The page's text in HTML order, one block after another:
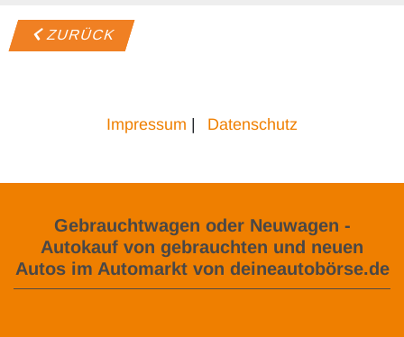
ZURÜCK
Impressum | Datenschutz
Gebrauchtwagen oder Neuwagen -
Autokauf von gebrauchten und neuen
Autos im Automarkt von deineautobörse.de